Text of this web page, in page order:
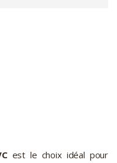
est le choix idéal pour